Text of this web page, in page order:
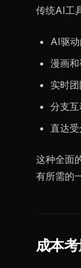
传统AI工
AI驱
漫画
实时
分支
直达
这种全面
有所需的
成本考